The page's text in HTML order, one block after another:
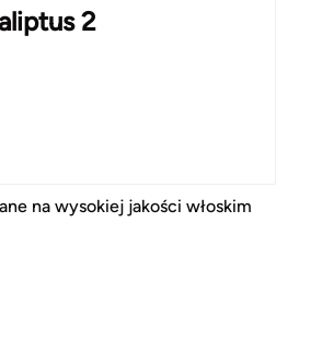
2
na wysokiej jakości włoskim